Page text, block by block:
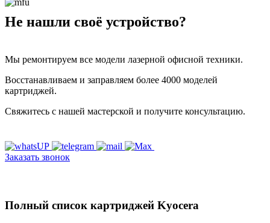
Не нашли своё устройство?
Мы ремонтируем все модели лазерной офисной техники.
Восстанавливаем и заправляем более 4000 моделей
картриджей.
Свяжитесь с нашей мастерской и получите консультацию.
Заказать звонок
Полный список картриджей Kyocera